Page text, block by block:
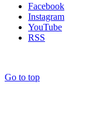
Facebook
Instagram
YouTube
RSS
Go to top